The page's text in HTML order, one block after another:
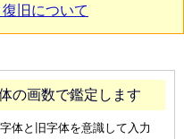
旧について
の画数で鑑定します
体と旧字体を意識して入力